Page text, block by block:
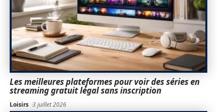
Les meilleures plateformes pour voir des séries en
streaming gratuit légal sans inscription
Loisirs 3 juillet 2026